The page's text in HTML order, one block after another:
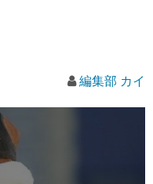
編集部 カイ